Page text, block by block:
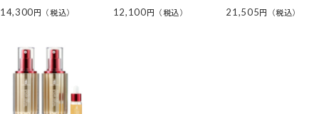
スキンピールジェル ２
14,300
ミアム クレンジングジ
12,100
Ｘ プレミアム ３個分
21,505